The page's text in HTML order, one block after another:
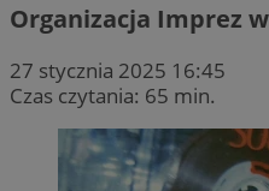
Organizacja Imprez
27 stycznia 2025 16:45
Czas czytania: 65 min.